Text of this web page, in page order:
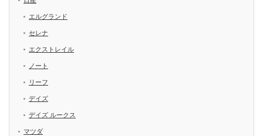
エルグランド
セレナ
エクストレイル
ノート
リーフ
デイズ
デイズ ルークス
マツダ